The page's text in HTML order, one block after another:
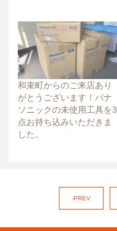
和束町からのご来店あり
がとうございます！パナ
ソニックの未使用工具を3
点お持ち込みいただきま
した。
-PREV